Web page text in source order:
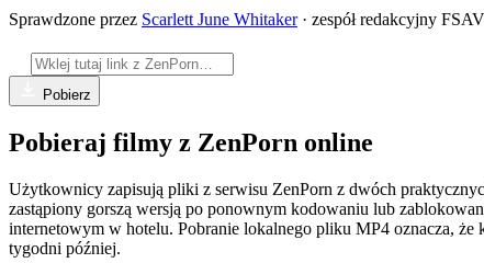
Sprawdzone przez Scarlett June Whitaker· zespół redakcyjny
Pobierz
Pobieraj filmy z ZenPorn online
Użytkownicy zapisują pliki z serwisu ZenPorn z dwóch
zastąpiony gorszą wersją po ponownym kodowaniu lub
internetowym w hotelu. Pobranie lokalnego pliku MP4 oznacza,
tygodni później.